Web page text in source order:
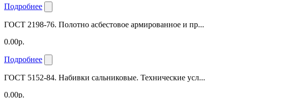
Подробнее
ГОСТ 2198-76. Полотно асбестовое армированное и пр...
0.00р.
Подробнее
ГОСТ 5152-84. Набивки сальниковые. Технические усл...
0.00р.